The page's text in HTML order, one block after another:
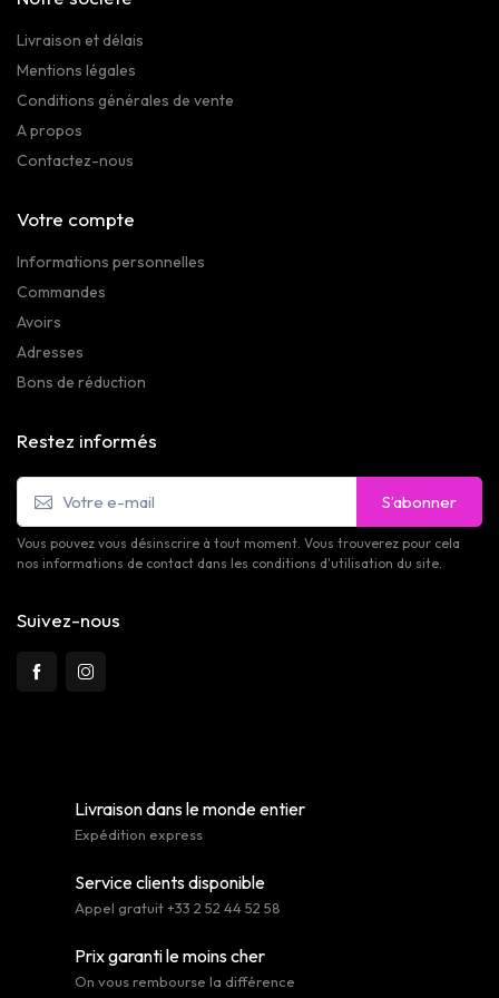
Livraison et délais
Mentions légales
Conditions générales de vente
A propos
Contactez-nous
Votre compte
Informations personnelles
Commandes
Avoirs
Adresses
Bons de réduction
Restez informés
S’abonner
Vous pouvez vous désinscrire à tout moment. Vous trouverez pour cela
nos informations de contact dans les conditions d'utilisation du site.
Suivez-nous
Livraison dans le monde entier
Expédition express
Service clients disponible
Appel gratuit +33 2 52 44 52 58
Prix garanti le moins cher
On vous rembourse la différence